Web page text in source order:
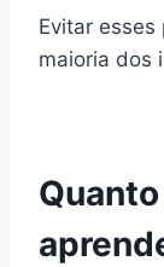
Evitar
maioria dos